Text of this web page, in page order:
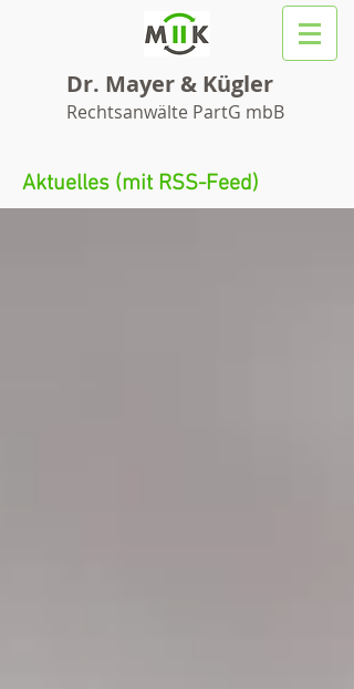
Dr. Mayer & Kügler
Rechtsanwälte PartG mbB
Aktuelles (mit RSS-Feed)